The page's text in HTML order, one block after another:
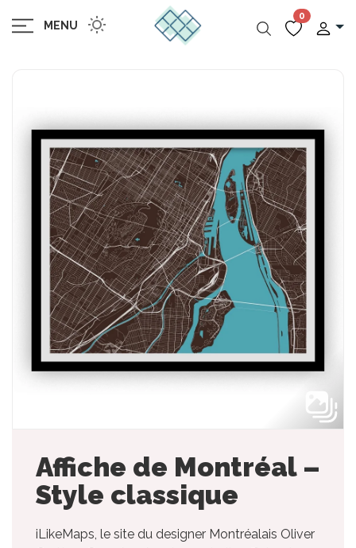
MENU
0
Affiche de Montréal –
Style classique
iLikeMaps, le site du designer Montréalais Oliver